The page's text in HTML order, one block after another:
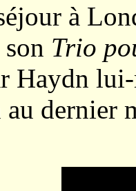
à
Trio
Haydn
au dernier